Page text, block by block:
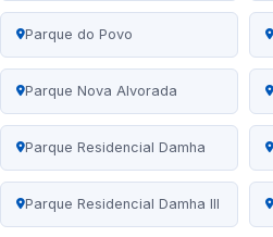
Parque do Povo
Parque Nova Alvorada
Parque Residencial Damha
Parque Residencial Damha III